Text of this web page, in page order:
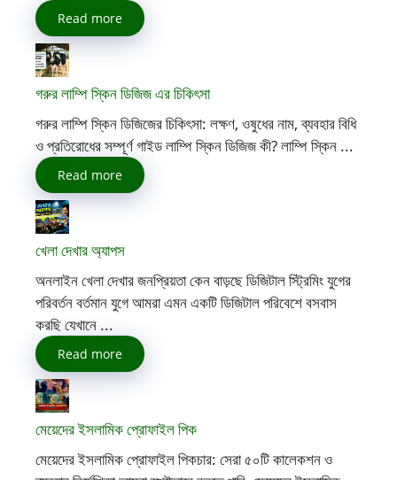
Read more
গরুর লাম্পি স্কিন ডিজিজ এর চিকিৎসা
গরুর লাম্পি স্কিন ডিজিজের চিকিৎসা: লক্ষণ, ওষুধের নাম, ব্যবহার বিধি
ও প্রতিরোধের সম্পূর্ণ গাইড লাম্পি স্কিন ডিজিজ কী? লাম্পি স্কিন ...
Read more
খেলা দেখার অ্যাপস
অনলাইন খেলা দেখার জনপ্রিয়তা কেন বাড়ছে ডিজিটাল স্ট্রিমিং যুগের
পরিবর্তন বর্তমান যুগে আমরা এমন একটি ডিজিটাল পরিবেশে বসবাস
করছি যেখানে ...
Read more
মেয়েদের ইসলামিক প্রোফাইল পিক
মেয়েদের ইসলামিক প্রোফাইল পিকচার: সেরা ৫০টি কালেকশন ও